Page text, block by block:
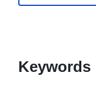
Keywords